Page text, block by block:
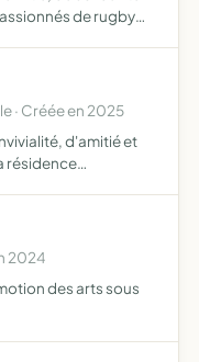
de rugby
· Créée en 2025
d'amitié et
résidence
2024
des arts sous